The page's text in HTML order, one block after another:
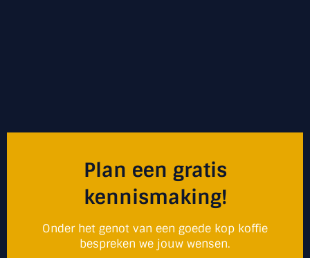
Plan een gratis
kennismaking!
Onder het genot van een goede kop koffie
bespreken we jouw wensen.